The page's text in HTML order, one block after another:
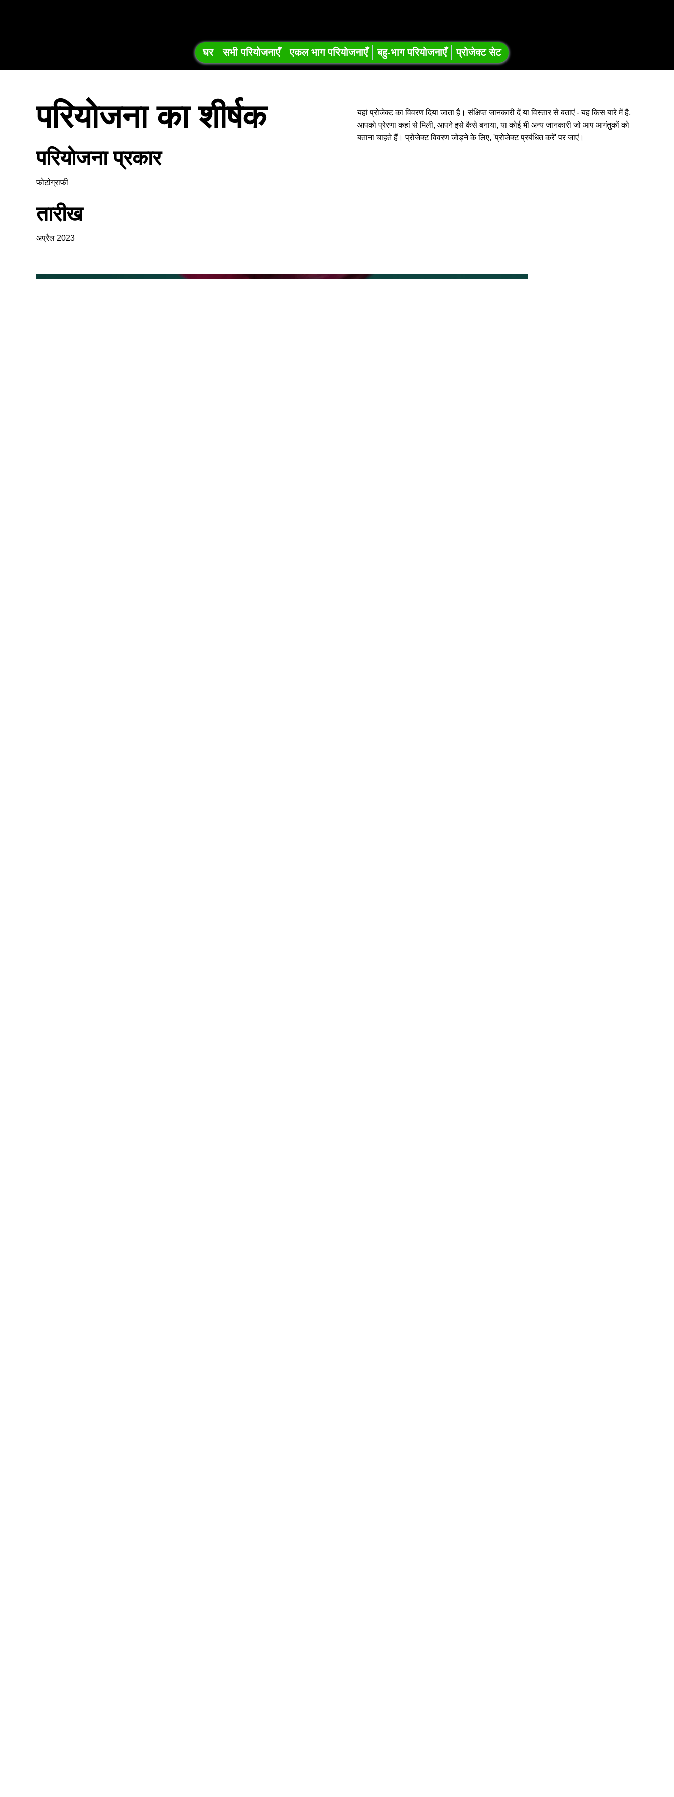
घर सभी परियोजनाएँ एकल भाग परियोजनाएँ बहु-भाग परियोजनाएँ प्रोजेक्ट सेट
परियोजना का शीर्षक
परियोजना प्रकार
फोटोग्राफी
तारीख
अप्रैल 2023
यहां प्रोजेक्ट का विवरण दिया जाता है। संक्षिप्त जानकारी दें या विस्तार से बताएं - यह किस बारे में है,
आपको प्रेरणा कहां से मिली, आपने इसे कैसे बनाया, या कोई भी अन्य जानकारी जो आप आगंतुकों को
बताना चाहते हैं। प्रोजेक्ट विवरण जोड़ने के लिए, 'प्रोजेक्ट प्रबंधित करें' पर जाएं।